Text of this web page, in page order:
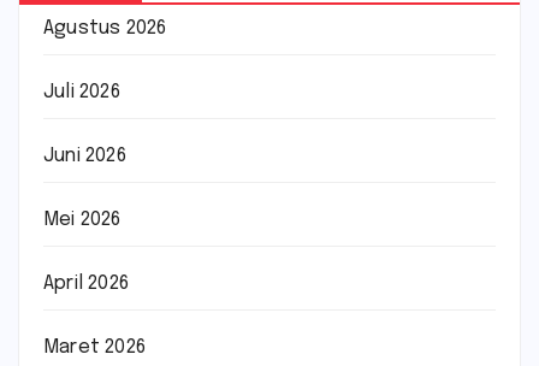
Agustus 2026
Juli 2026
Juni 2026
Mei 2026
April 2026
Maret 2026